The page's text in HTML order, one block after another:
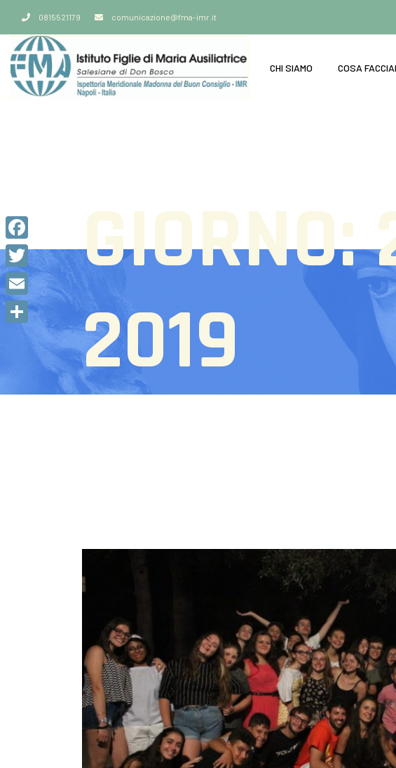
0815521179 comunicazione@fma-imr.it
CHI SIAMO COSA
GIORNO:
2019
Facebook
Twitter
Email
Condividi